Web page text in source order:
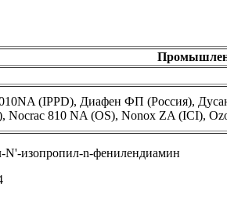
(IPPD), Диафен ФП (Россия),
Nocrac 810 NA (OS), Nonox ZA (ICI),
изопропил-n-фенилендиамин